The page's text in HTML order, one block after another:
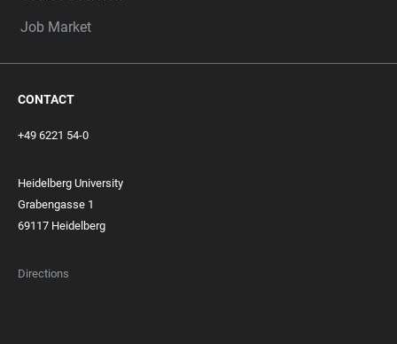
Job Market
CONTACT
+49 6221 54-0
Heidelberg University
Grabengasse 1
69117 Heidelberg
Directions